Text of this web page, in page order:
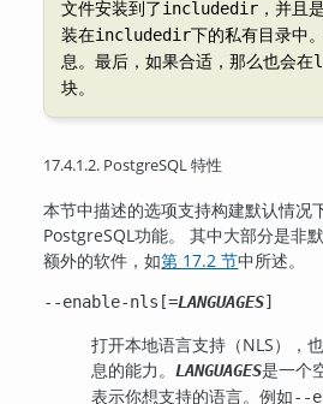
文件安装到了includedir ，并且
装在includedir下的私有目录中
息。最后，如果合适，那么也会在
块。
17.4.1.2. PostgreSQL特性
本节中描述的选项支持构建默认情况
PostgreSQL功能。 其中大部分是非
额外的软件，如第 17.2 节中所述。
--enable-nls[=LANGUAGES]
打开本地语言支持（NLS），
息的能力。LANGUAGES是一个
表示你想支持的语言。例如--